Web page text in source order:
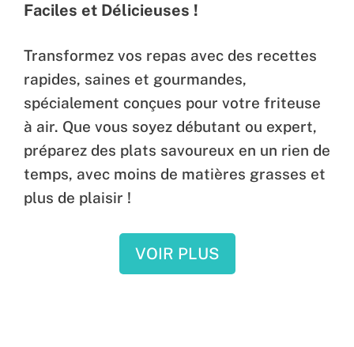
Faciles et Délicieuses !
Transformez vos repas avec des recettes
rapides, saines et gourmandes,
spécialement conçues pour votre friteuse
à air. Que vous soyez débutant ou expert,
préparez des plats savoureux en un rien de
temps, avec moins de matières grasses et
plus de plaisir !
VOIR PLUS